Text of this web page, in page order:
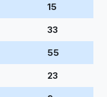
15
33
55
23